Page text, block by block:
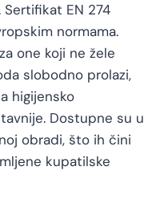
EN 274
normama.
one koji ne žele
slobodno prolazi,
higijensko
Dostupne su u
obradi, što ih čini
kupatilske